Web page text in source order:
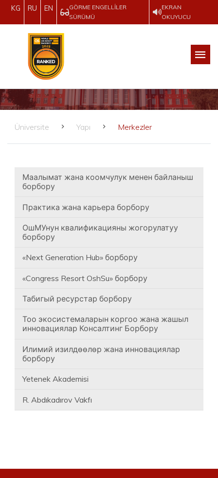
KG RU EN
GÖRME ENGELLILER
SÜRÜMÜ
EKRAN
OKUYUCU
Üniversite Yapı Merkezler
Маалымат жана коомчулук менен байланыш
борбору
Практика жана карьера борбору
ОшМУнун квалификацияны жогорулатуу
борбору
«Next Generation Hub» борбору
«Congress Resort OshSu» борбору
Табигый ресурстар борбору
Тоо экосистемаларын коргоо жана жашыл
инновациялар Консалтинг Борбору
Илимий изилдөөлөр жана инновациялар
борбору
Yetenek Akademisi
R. Abdıkadırov Vakfı